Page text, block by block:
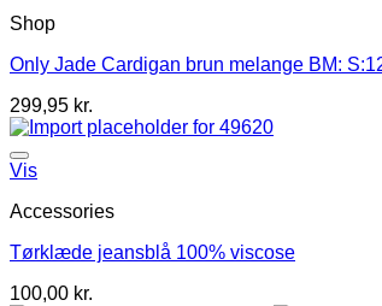
Shop
Only Jade Cardigan brun melange BM:
299,95 kr.
Vis
Accessories
Tørklæde jeansblå 100% viscose
100,00 kr.